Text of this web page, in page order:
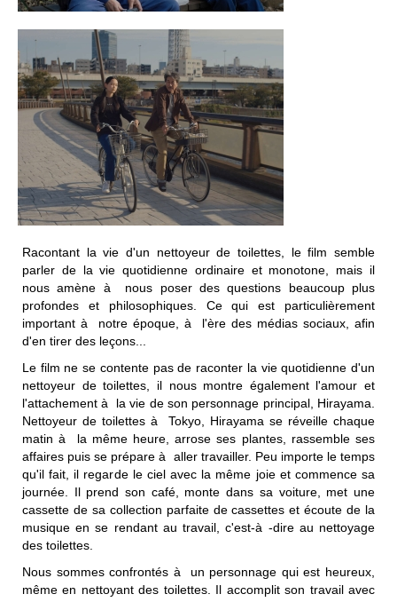
Racontant la vie d'un nettoyeur de toilettes, le film semble
parler de la vie quotidienne ordinaire et monotone, mais il
nous amène à nous poser des questions beaucoup plus
profondes et philosophiques. Ce qui est particulièrement
important à notre époque, à l'ère des médias sociaux, afin
d'en tirer des leçons...
Le film ne se contente pas de raconter la vie quotidienne d'un
nettoyeur de toilettes, il nous montre également l'amour et
l'attachement à la vie de son personnage principal, Hirayama.
Nettoyeur de toilettes à Tokyo, Hirayama se réveille chaque
matin à la même heure, arrose ses plantes, rassemble ses
affaires puis se prépare à aller travailler. Peu importe le temps
qu'il fait, il regarde le ciel avec la même joie et commence sa
journée. Il prend son café, monte dans sa voiture, met une
cassette de sa collection parfaite de cassettes et écoute de la
musique en se rendant au travail, c'est-à -dire au nettoyage
des toilettes.
Nous sommes confrontés à un personnage qui est heureux,
même en nettoyant des toilettes. Il accomplit son travail avec